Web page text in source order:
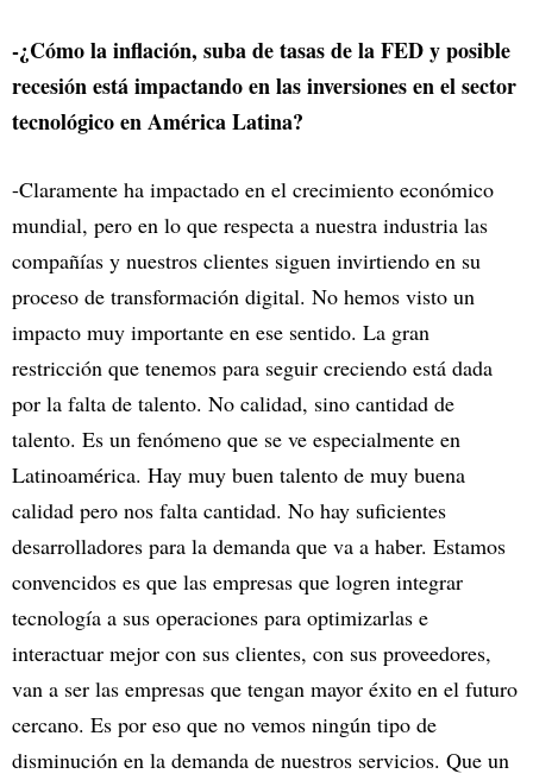
-¿Cómo la inflación, suba de tasas de la FED y posible
recesión está impactando en las inversiones en el sector
tecnológico en América Latina?
-Claramente ha impactado en el crecimiento económico
mundial, pero en lo que respecta a nuestra industria las
compañías y nuestros clientes siguen invirtiendo en su
proceso de transformación digital. No hemos visto un
impacto muy importante en ese sentido. La gran
restricción que tenemos para seguir creciendo está dada
por la falta de talento. No calidad, sino cantidad de
talento. Es un fenómeno que se ve especialmente en
Latinoamérica. Hay muy buen talento de muy buena
calidad pero nos falta cantidad. No hay suficientes
desarrolladores para la demanda que va a haber. Estamos
convencidos es que las empresas que logren integrar
tecnología a sus operaciones para optimizarlas e
interactuar mejor con sus clientes, con sus proveedores,
van a ser las empresas que tengan mayor éxito en el futuro
cercano. Es por eso que no vemos ningún tipo de
disminución en la demanda de nuestros servicios. Que un